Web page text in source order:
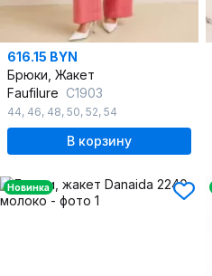
616.15 BYN
Брюки, Жакет
Faufilure С1903
44, 46, 48, 50, 52, 54
В корзину
Новинка